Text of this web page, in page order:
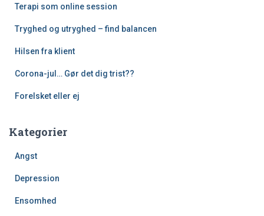
Terapi som online session
Tryghed og utryghed – find balancen
Hilsen fra klient
Corona-jul… Gør det dig trist??
Forelsket eller ej
Kategorier
Angst
Depression
Ensomhed